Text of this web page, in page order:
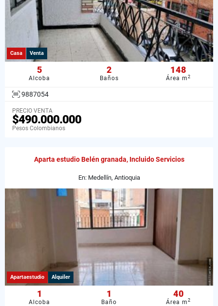
Casa Venta
5
Alcoba
2
Baños
148
Área m2
9887054
PRECIO VENTA
$490.000.000
Pesos Colombianos
Aparta estudio Belén granada, Incluido Servicios
En: Medellín, Antioquia
Apartaestudio Alquiler
1
Alcoba
1
Baño
40
Área m2